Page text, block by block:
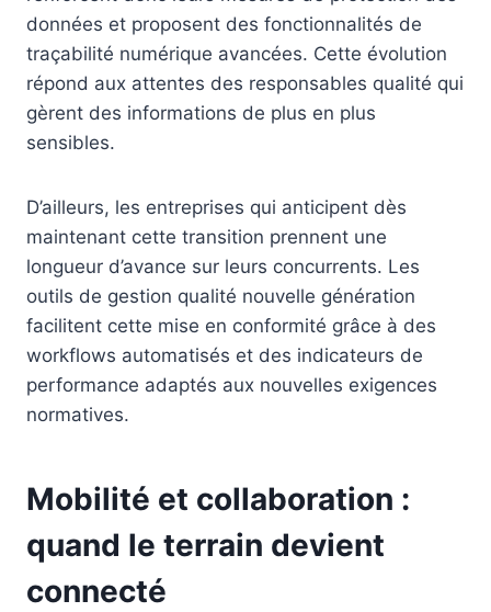
données et proposent des fonctionnalités de
traçabilité numérique avancées. Cette évolution
répond aux attentes des responsables qualité qui
gèrent des informations de plus en plus
sensibles.
D’ailleurs, les entreprises qui anticipent dès
maintenant cette transition prennent une
longueur d’avance sur leurs concurrents. Les
outils de gestion qualité nouvelle génération
facilitent cette mise en conformité grâce à des
workflows automatisés et des indicateurs de
performance adaptés aux nouvelles exigences
normatives.
Mobilité et collaboration :
quand le terrain devient
connecté